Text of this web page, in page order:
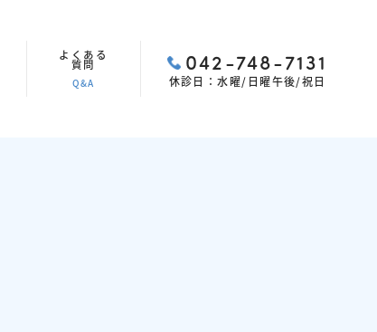
よくある
質問
Q&A
042-748-7131
休診日：水曜/日曜午後/祝日